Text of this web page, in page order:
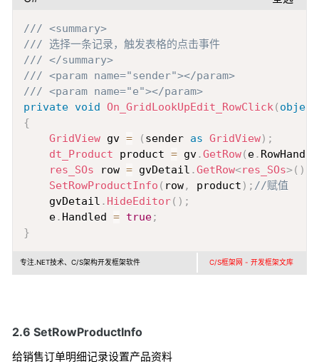
/// <summary>
/// 选择一条记录，触发表格的点击事件
/// </summary>
/// <param name="sender"></param>
/// <param name="e"></param>
private void On_GridLookUpEdit_RowClick( object
{
GridView gv = ( sender as GridView) ;
dt_Product product = gv.GetRow( e. RowHandle
res_SOs row = gvDetail .GetRow<res_SOs>( )
SetRowProductInfo ( row, product ) ; //赋值
    gvDetail
. HideEditor( ) ;
    e
. Handled = true;
}
专注.NET技术、C/S架构开发框架软件 C/S框架网 - 开发框架文库
2.6 SetRowProductInfo
给销售订单明细记录设置产品资料